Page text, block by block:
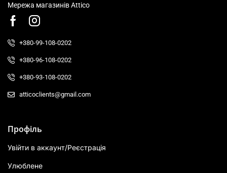
Мережа магазинів Attico
+380-99-108-0202
+380-96-108-0202
+380-93-108-0202
atticoclients@gmail.com
Профіль
Увійти в аккаунт/Реєстрація
Улюблене